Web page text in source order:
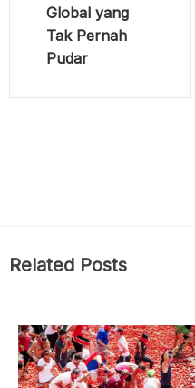
Global yang
Tak Pernah
Pudar
Related Posts